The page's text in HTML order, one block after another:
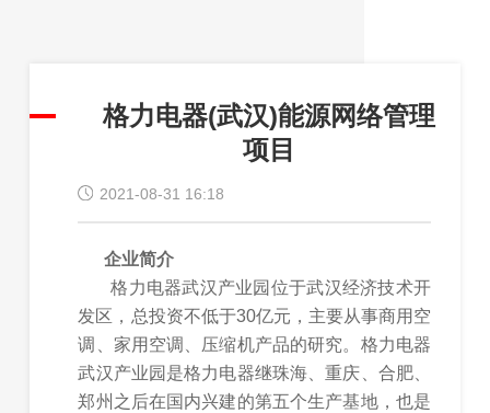
格力电器(武汉)能源网络管理
项目
2021-08-31 16:18
企业简介
格力电器武汉产业园位于武汉经济技术开
发区，总投资不低于30亿元，主要从事商用空
调、家用空调、压缩机产品的研究。格力电器
武汉产业园是格力电器继珠海、重庆、合肥、
郑州之后在国内兴建的第五个生产基地，也是